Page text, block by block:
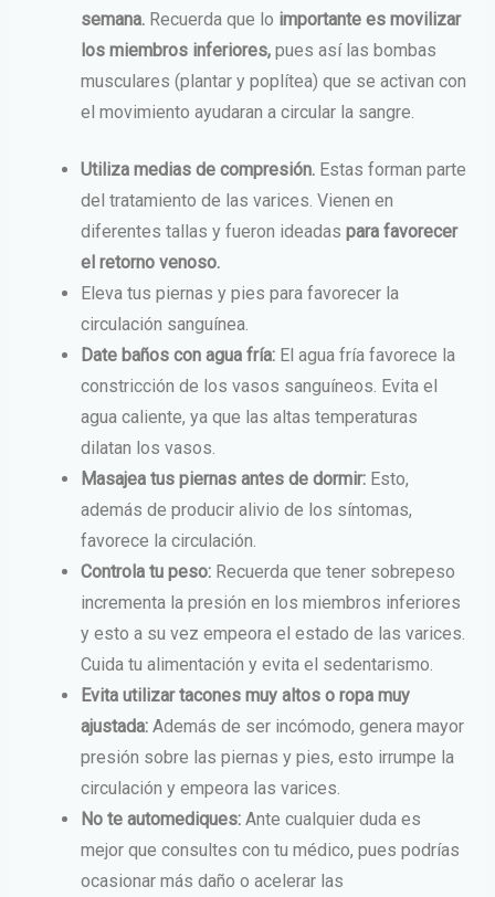
semana.Recuerda que lo importante es movilizar
los miembros inferiores, pues así las bombas
musculares (plantar y poplítea) que se activan con
el movimiento ayudaran a circular la sangre.
Utiliza medias de compresión.Estas forman parte
del tratamiento de las varices. Vienen en
diferentes tallas y fueron ideadas para favorecer
el retorno venoso.
Eleva tus piernas y pies para favorecer la
circulación sanguínea.
Date baños con agua fría:El agua fría favorece la
constricción de los vasos sanguíneos. Evita el
agua caliente, ya que las altas temperaturas
dilatan los vasos.
Masajea tus piernas antes de dormir:Esto,
además de producir alivio de los síntomas,
favorece la circulación.
Controla tu peso:Recuerda que tener sobrepeso
incrementa la presión en los miembros inferiores
y esto a su vez empeora el estado de las varices.
Cuida tu alimentación y evita el sedentarismo.
Evita utilizar tacones muy altos o ropa muy
ajustada:Además de ser incómodo, genera mayor
presión sobre las piernas y pies, esto irrumpe la
circulación y empeora las varices.
No te automediques:Ante cualquier duda es
mejor que consultes con tu médico, pues podrías
ocasionar más daño o acelerar las